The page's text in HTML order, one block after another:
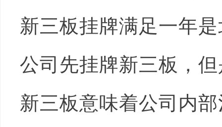
新三板挂牌满足一年
公司先挂牌新三板，
新三板意味着公司内